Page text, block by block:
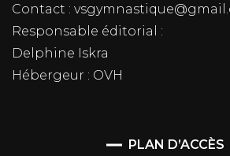
Contact :
Responsable éditorial :
Delphine Iskra
Hébergeur : OVH
PLAN D’ACCÈS